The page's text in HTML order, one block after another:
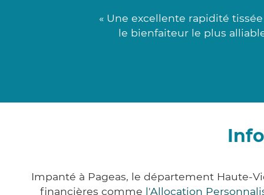
« Une excellente rapidité
le bienfaiteur le plus
Impanté à Pageas, le département Haute-
financières comme l'Allocation